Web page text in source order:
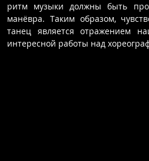
ритм музыки должны быть
манёвра. Таким образом,
танец является отражением
интересной работы над